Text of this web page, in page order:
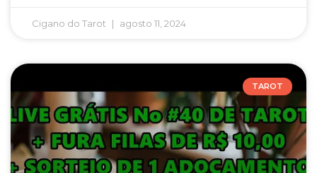
Cigano do Tarot agosto 11, 2024
TAROT